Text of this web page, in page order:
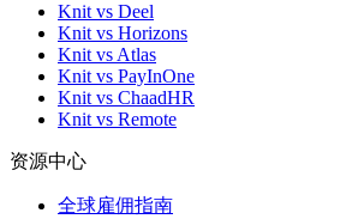
Knit vs Deel
Knit vs Horizons
Knit vs Atlas
Knit vs PayInOne
Knit vs ChaadHR
Knit vs Remote
资源中心
全球雇佣指南